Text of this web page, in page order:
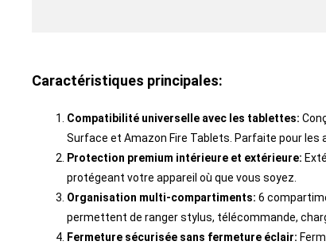
Caractéristiques principales:
Compatibilité universelle avec les tablettes:
Surface et Amazon Fire Tablets. Parfaite pour
Protection premium intérieure et extérieure:
protégeant votre appareil où que vous soyez.
Organisation multi-compartiments: 6
permettent de ranger stylus, télécommande,
Fermeture sécurisée sans fermeture éclair: